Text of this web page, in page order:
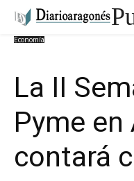
Economía
La II
Pyme en
contará